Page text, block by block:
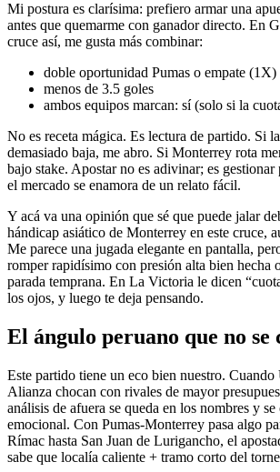
Mi postura es clarísima: prefiero armar una
antes que quemarme con ganador directo. En
cruce así, me gusta más combinar:
doble oportunidad Pumas o empate (1X)
menos de 3.5 goles
ambos equipos marcan: sí (solo si la
No es receta mágica. Es lectura de partido. Si
demasiado baja, me abro. Si Monterrey rota
bajo stake. Apostar no es adivinar; es
el mercado se enamora de un relato fácil.
Y acá va una opinión que sé que puede jalar
hándicap asiático de Monterrey en este cruce,
Me parece una jugada elegante en pantalla,
romper rapidísimo con presión alta bien hecha
parada temprana. En La Victoria le dicen
los ojos, y luego te deja pensando.
El ángulo peruano que no se
Este partido tiene un eco bien nuestro.
Alianza chocan con rivales de mayor
análisis de afuera se queda en los nombres y
emocional. Con Pumas-Monterrey pasa algo
Rímac hasta San Juan de Lurigancho, el
sabe que localía caliente + tramo corto del